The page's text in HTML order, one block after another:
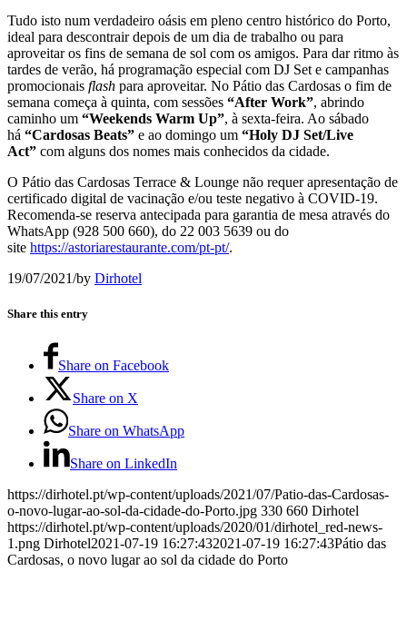
Tudo isto num verdadeiro oásis em pleno centro histórico do Porto,
ideal para descontrair depois de um dia de trabalho ou para
aproveitar os fins de semana de sol com os amigos. Para dar ritmo às
tardes de verão, há programação especial com DJ Set e campanhas
promocionais flash para aproveitar. No Pátio das Cardosas o fim de
semana começa à quinta, com sessões “After Work”, abrindo
caminho um “Weekends Warm Up”, à sexta-feira. Ao sábado
há “Cardosas Beats” e ao domingo um “Holy DJ Set/Live
Act” com alguns dos nomes mais conhecidos da cidade.
O Pátio das Cardosas Terrace & Lounge não requer apresentação de
certificado digital de vacinação e/ou teste negativo à COVID-19.
Recomenda-se reserva antecipada para garantia de mesa através do
WhatsApp (928 500 660), do 22 003 5639 ou do
site https://astoriarestaurante.com/pt-pt/.
19/07/2021/by Dirhotel
Share this entry
Share on Facebook
Share on X
Share on WhatsApp
Share on LinkedIn
https://dirhotel.pt/wp-content/uploads/2021/07/Patio-das-Cardosas-
o-novo-lugar-ao-sol-da-cidade-do-Porto.jpg 330 660 Dirhotel
https://dirhotel.pt/wp-content/uploads/2020/01/dirhotel_red-news-
1.png Dirhotel2021-07-19 16:27:432021-07-19 16:27:43Pátio das
Cardosas, o novo lugar ao sol da cidade do Porto